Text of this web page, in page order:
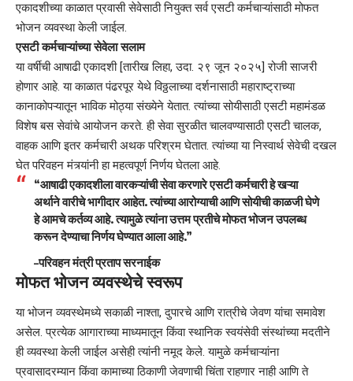
एकादशीच्या काळात प्रवासी सेवेसाठी नियुक्त सर्व एसटी कर्मचाऱ्यांसाठी मोफत
भोजन व्यवस्था केली जाईल.
एसटी कर्मचाऱ्यांच्या सेवेला सलाम
या वर्षीची आषाढी एकादशी [तारीख लिहा, उदा. २९ जून २०२५] रोजी साजरी
होणार आहे. या काळात पंढरपूर येथे विठ्ठलाच्या दर्शनासाठी महाराष्ट्राच्या
कानाकोपऱ्यातून भाविक मोठ्या संख्येने येतात. त्यांच्या सोयीसाठी एसटी महामंडळ
विशेष बस सेवांचे आयोजन करते. ही सेवा सुरळीत चालवण्यासाठी एसटी चालक,
वाहक आणि इतर कर्मचारी अथक परिश्रम घेतात. त्यांच्या या निस्वार्थ सेवेची दखल
घेत परिवहन मंत्र्यांनी हा महत्वपूर्ण निर्णय घेतला आहे.
“आषाढी एकादशीला वारकऱ्यांची सेवा करणारे एसटी कर्मचारी हे खऱ्या
अर्थाने वारीचे भागीदार आहेत. त्यांच्या आरोग्याची आणि सोयीची काळजी घेणे
हे आमचे कर्तव्य आहे. त्यामुळे त्यांना उत्तम प्रतीचे मोफत भोजन उपलब्ध
करून देण्याचा निर्णय घेण्यात आला आहे.”
–परिवहन मंत्री प्रताप सरनाईक
मोफत भोजन व्यवस्थेचे स्वरूप
या भोजन व्यवस्थेमध्ये सकाळी नाश्ता, दुपारचे आणि रात्रीचे जेवण यांचा समावेश
असेल. प्रत्येक आगाराच्या माध्यमातून किंवा स्थानिक स्वयंसेवी संस्थांच्या मदतीने
ही व्यवस्था केली जाईल असेही त्यांनी नमूद केले. यामुळे कर्मचाऱ्यांना
प्रवासादरम्यान किंवा कामाच्या ठिकाणी जेवणाची चिंता राहणार नाही आणि ते